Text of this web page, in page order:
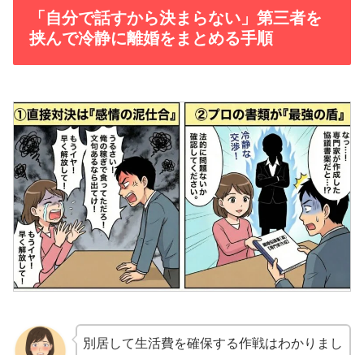
「自分で話すから決まらない」第三者を
挟んで冷静に離婚をまとめる手順
別居して生活費を確保する作戦はわかりまし